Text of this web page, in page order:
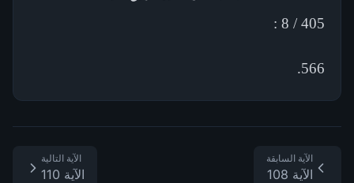
405 / 8 :
566.
الآية السابقة
الآية 108
الآية التالية
الآية 110